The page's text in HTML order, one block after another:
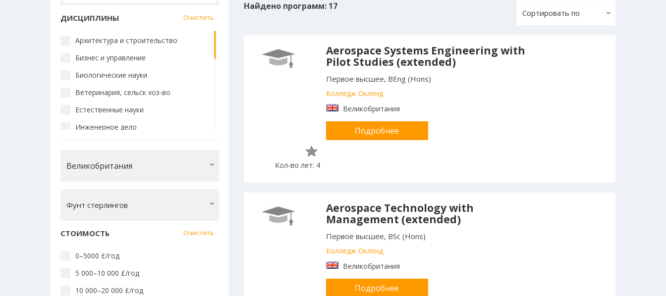
ДИСЦИПЛИНЫ Очистить
Архитектура и строительство
Бизнес и управление
Биологические науки
Ветеринария, сельск хоз-во
Естественные науки
Инженерное дело
История и философия
Медицина и стоматология
Великобритания
Фунт стерлингов
СТОИМОСТЬ Очистить
0–5000 £/год
5 000–10 000 £/год
10 000–20 000 £/год
Найдено программ: 17
Сортировать по
Aerospace Systems Engineering with
Pilot Studies (extended)
Первое высшее, BEng (Hons)
Колледж Окленд
Великобритания
Подробнее
Кол-во лет: 4
Aerospace Technology with
Management (extended)
Первое высшее, BSc (Hons)
Колледж Окленд
Великобритания
Подробнее